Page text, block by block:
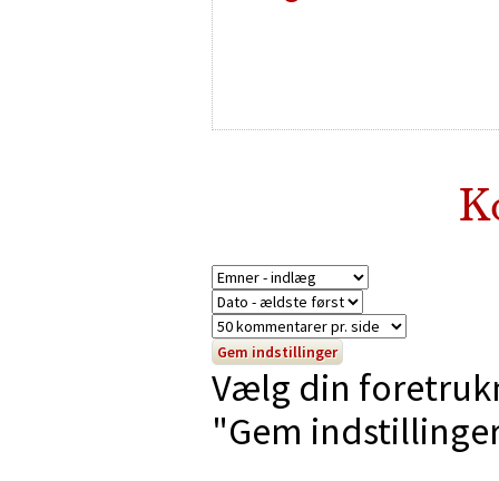
Vælg din
"Gem